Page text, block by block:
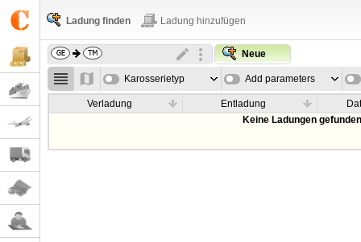
Ladung finden Ladung hinzufügen
Neue
Karosserietyp Add parameters
Verladung Entladung
Keine Ladungen